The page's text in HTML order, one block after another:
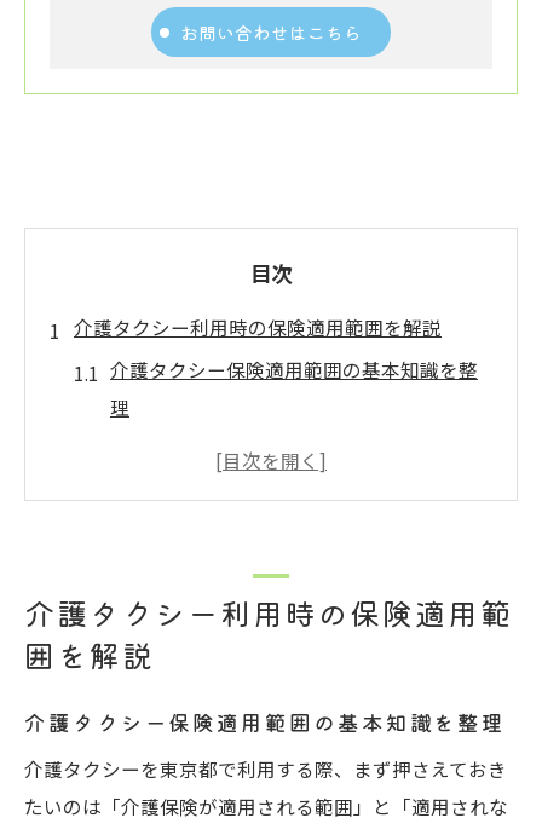
お問い合わせはこちら
目次
介護タクシー利用時の保険適用範囲を解説
介護タクシー保険適用範囲の基本知識を整
理
介護タクシーと介護保険適用外の違いに注
福祉タクシーと介護タクシーの適用範囲を
比較
自費と保険タクシーの違いを知って安心
介護タクシー自費利用と保険利用の違いを
理解
介護タクシー利用時の保険適用範
囲を解説
介護タクシー保険適用範囲の基本知識を整理
介護タクシーを東京都で利用する際、まず押さえておき
たいのは「介護保険が適用される範囲」と「適用されな